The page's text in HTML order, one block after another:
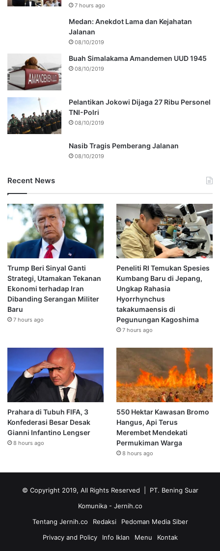
7 hours ago
Medan: Anekdot Lama dan Kejahatan
Jalanan
08/10/2019
Buah Simalakama Amandemen UUD 1945
08/10/2019
Pelantikan Jokowi Dijaga 27 Ribu Personel
TNI-Polri
08/10/2019
Nasib Tragis Pemberang Jalanan
08/10/2019
Recent News
Trump Beri Sinyal Ganti
Strategi, Utamakan Tekanan
Ekonomi terhadap Iran
Dibanding Serangan Militer
Baru
7 hours ago
Peneliti RI Temukan Spesies
Kumbang Baru di Jepang,
Ungkap Rahasia
Hyorrhynchus
takakumaensis di
Pegunungan Kagoshima
7 hours ago
Prahara di Tubuh FIFA, 3
Konfederasi Besar Desak
Gianni Infantino Lengser
8 hours ago
550 Hektar Kawasan Bromo
Hangus, Api Terus
Merembet Mendekati
Permukiman Warga
8 hours ago
© Copyright 2019, All Rights Reserved | PT. Bening Suar
Komunika - Jernih.co
Tentang Jernih.co
Redaksi
Pedoman Media Siber
Privacy and Policy
Info Iklan Menu Kontak